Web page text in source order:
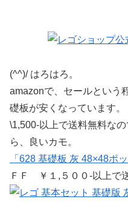
(^^)/ はろはろ。
amazonで、セールという
礎板が安くなっています。
\1,500-以上で送料無料な
ら、良いカモ。
「628 基礎板 灰 48×48ポッ
ＦＦ ￥１,５００-以上で